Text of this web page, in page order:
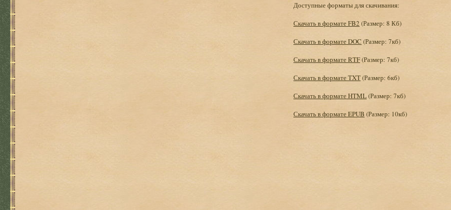
Доступные форматы для скачивания:
Скачать в формате FB2 (Размер: 8 Кб)
Скачать в формате DOC (Размер: 7кб)
Скачать в формате RTF(Размер: 7кб)
Скачать в формате TXT(Размер: 6кб)
Скачать в формате HTML(Размер: 7кб)
Скачать в формате EPUB (Размер: 10кб)